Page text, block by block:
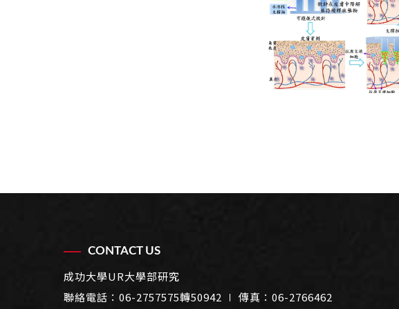
CONTACT US
成功大學UR大學部研究
聯絡電話： 06-2757575轉50942 ∣ 傳真：06-2766462